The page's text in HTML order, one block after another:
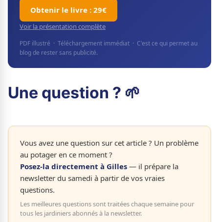
Obtenir le livre : 29€
Voir la présentation complète
PDF illustré · Téléchargement immédiat · C'est ce qui permet au
blog de rester sans publicité.
Une question ? 🌱
Vous avez une question sur cet article ? Un problème
au potager en ce moment ?
Posez-la directement à Gilles — il prépare la
newsletter du samedi à partir de vos vraies
questions.
Les meilleures questions sont traitées chaque semaine pour
tous les jardiniers abonnés à la newsletter.